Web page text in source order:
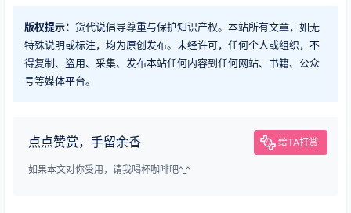
版权提示： 货代说倡导尊重与保护知识产权。本站所有文章，如无
特殊说明或标注，均为原创发布。未经许可，任何个人或组织，不
得复制、盗用、采集、发布本站任何内容到任何网站、书籍、公众
号等媒体平台。
点点赞赏，手留余香 给TA打赏
如果本文对你受用，请我喝杯咖啡吧^_^